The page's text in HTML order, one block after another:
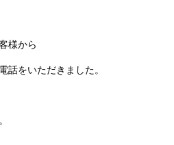
様から
話をいただきました。